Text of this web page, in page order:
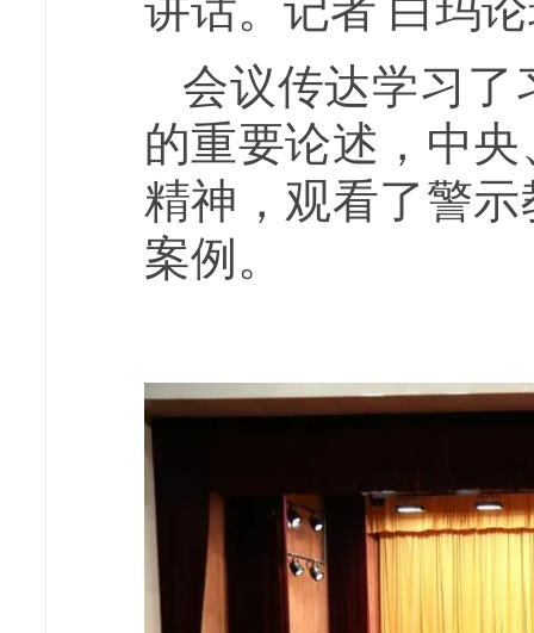
会议传达学习了
的重要论述，中
精神，观看了警
案例。